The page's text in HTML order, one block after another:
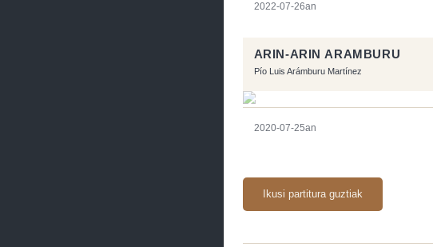
2022-07-26an
ARIN-ARIN ARAMBURU
Pío Luis Arámburu Martínez
2020-07-25an
Ikusi partitura guztiak